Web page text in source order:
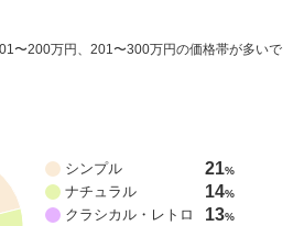
〜200万円、201〜300万円の価格帯が多いで
シンプル 21%
ナチュラル 14%
クラシカル・レトロ 13%